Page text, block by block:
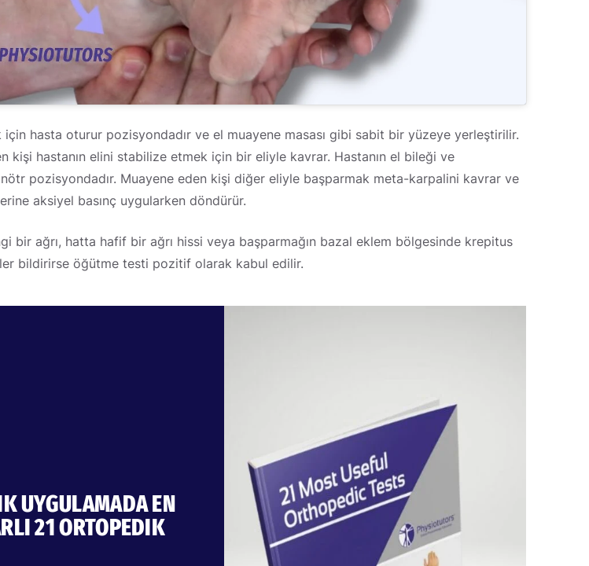
için hasta oturur pozisyondadır ve el muayene masası gibi sabit bir yüzeye yerleştirilir.
kişi hastanın elini stabilize etmek için bir eliyle kavrar. Hastanın el bileği ve
pozisyondadır. Muayene eden kişi diğer eliyle başparmak meta-karpalini kavrar ve
aksiyel basınç uygularken döndürür.
bir ağrı, hatta hafif bir ağrı hissi veya başparmağın bazal eklem bölgesinde krepitus
bildirirse öğütme testi pozitif olarak kabul edilir.
UYGULAMADA EN
21 ORTOPEDIK